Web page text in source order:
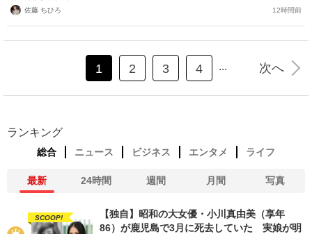
佐藤 ちひろ
12時間前
1 2 3 4 ... 次へ
ランキング
総合 ニュース ビジネス エンタメ ライフ
最新 24時間 週間 月間 写真
SCOOP!
【独自】昭和の大女優・小川真由美（享年
86）が鹿児島で3月に死去していた 実娘が明